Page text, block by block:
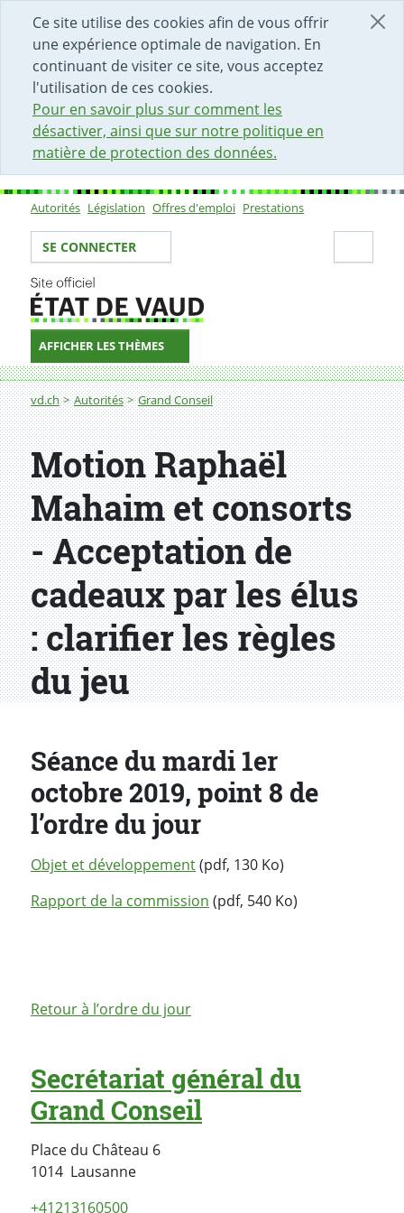
Ce site utilise des cookies afin de vous offrir
une expérience optimale de navigation. En
continuant de visiter ce site, vous acceptez
l'utilisation de ces cookies.
Pour en savoir plus sur comment les
désactiver, ainsi que sur notre politique en
matière de protection des données.
DÉBUT DU CONTENU DE LA PAGE
ACCÈS AU CHAMP DE RECHERCHE
PAGE D'ACCUEIL
FORMULAIRE DE CONTACT
Sous-navigation
Autorités Législation Offres d'emploi Prestations
Votre identité
SE CONNECTER
AFFICHER LES THÈMES
Fil d'Ariane
vd.ch Autorités Grand Conseil
Motion Raphaël
Mahaim et consorts
- Acceptation de
cadeaux par les élus
: clarifier les règles
du jeu
Séance du mardi 1er
octobre 2019, point 8 de
l’ordre du jour
Objet et développement(pdf, 130 Ko)
Rapport de la commission (pdf, 540 Ko)
Retour à l’ordre du jour
Secrétariat général du
Grand Conseil
Place du Château 6
1014 LausanneSuisse
+41213160500